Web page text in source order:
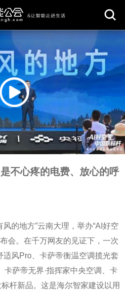
不心疼的电费、放心的呼
的地方”云南大理，举办“AI好空
会。在千万网友的见证下，一次
风Pro、卡萨帝衡温空调揽光套
卡萨帝无界·指挥家中央空调、卡
杆新品。这是海尔智家建设以用